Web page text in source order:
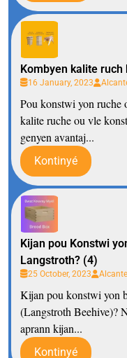
Kombyen kalite ruch
16 January, 2023
Pou konstwi yon ruche
kalite ruche ou vle
genyen avantaj...
Kontinyé
Kijan pou Konstwi
Langstroth? (4)
25 October, 2023 Alcante
Kijan pou konstwi yon
(Langstroth Beehive)?
aprann kijan...
Kontinyé